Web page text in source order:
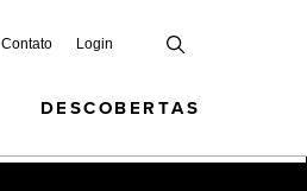
Contato Login
DESCOBERTAS